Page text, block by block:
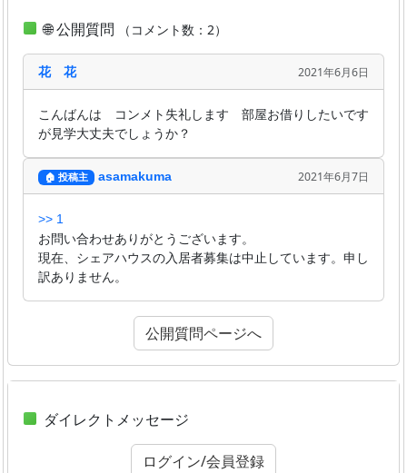
🌐 公開質問 （コメント数：2）
2021年6月6日
花 花
こんばんは コンメト失礼します 部屋お借りしたいです
が見学大丈夫でしょうか？
2021年6月7日
🏠 投稿主 asamakuma
>> 1
お問い合わせありがとうございます。
現在、シェアハウスの入居者募集は中止しています。申し
訳ありません。
公開質問ページへ
ダイレクトメッセージ
ログイン/会員登録